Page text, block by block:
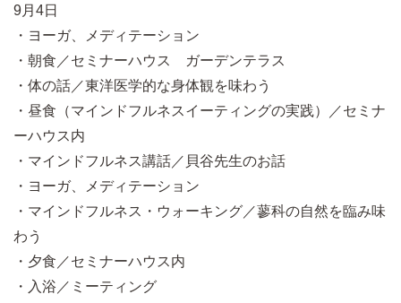
9月4日
・ヨーガ、メディテーション
・朝食／セミナーハウス ガーデンテラス
・体の話／東洋医学的な身体観を味わう
・昼食（マインドフルネスイーティングの実践）／セミナ
ーハウス内
・マインドフルネス講話／貝谷先生のお話
・ヨーガ、メディテーション
・マインドフルネス・ウォーキング／蓼科の自然を臨み味
わう
・夕食／セミナーハウス内
・入浴／ミーティング